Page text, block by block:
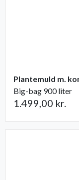
Big-bag 900 liter
1.499,00 kr.